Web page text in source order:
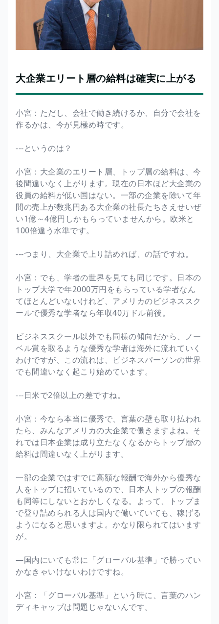
大企業エリート層の給料は確実に上がる
小宮：ただし、会社で働き続けるか、自分で会社を
作るかは、今が見極め時です。
---というのは？
小宮：大企業のエリート層、トップ層の給料は、今
後間違いなく上がります。現在の日本ほど大企業の
役員の給料が低い国はない。一部の企業を除いて年
間の売上が数兆円ある大企業の社長たちさえせいぜ
い1億～4億円しかもらっていませんから。欧米と
100倍違う水準です。
---つまり、大企業で上り詰めれば、の話ですね。
小宮：でも、学者の世界を見ても同じです。日本の
トップ大学で年2000万円をもらっている学者なん
てほとんどいないけれど、アメリカのビジネススク
ールで優秀な学者なら年収40万ドル前後。
ビジネススクール以外でも同様の傾向だから、ノー
ベル賞を取るような優秀な学者は海外に流れていく
わけですが、この流れは、ビジネスパーソンの世界
でも間違いなく起こり始めています。
---日米で2倍以上の差ですね。
小宮：今なら本当に優秀で、言葉の壁も取り払われ
たら、みんなアメリカの大企業で働きますよね。そ
れでは日本企業は成り立たなくなるからトップ層の
給料は間違いなく上がります。
一部の企業ではすでに高額な報酬で海外から優秀な
人をトップに招いているので、日本人トップの報酬
も同等にしないとおかしくなる。よって、トップま
で登り詰められる人は国内で働いていても、稼げる
ようになると思いますよ。かなり限られてはいます
が。
―国内にいても常に「グローバル基準」で勝ってい
かなきゃいけないわけですね。
小宮：「グローバル基準」という時に、言葉のハン
ディキャップは問題じゃないんです。